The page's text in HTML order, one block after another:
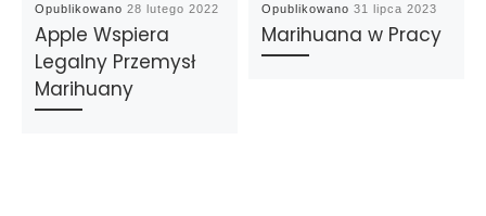
Opublikowano28 lutego 2022
Apple Wspiera
Legalny Przemysł
Marihuany
Opublikowano31 lipca 2023
Marihuana w Pracy